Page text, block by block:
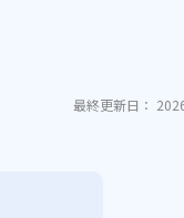
最終更新日：